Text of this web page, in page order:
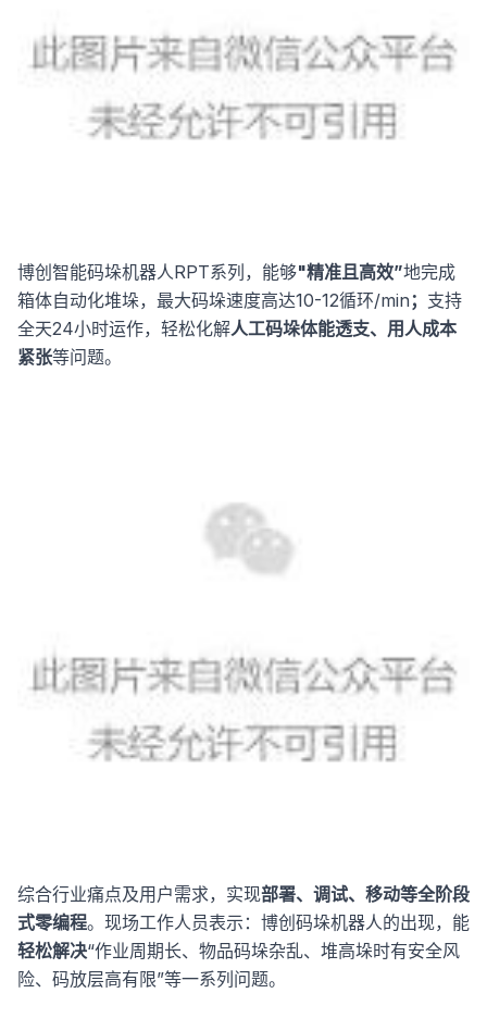
博创智能码垛机器人RPT系列，能够"精准且高效”地完成
箱体自动化堆垛，最大码垛速度高达10-12循环/min ； 支持
全天24小时运作，轻松化解人工码垛体能透支、用人成本
紧张等问题。
综合行业痛点及用户需求，实现部署、调试、移动等全阶段
式零编程。现场工作人员表示：博创码垛机器人的出现，能
轻松解决“作业周期长、物品码垛杂乱、堆高垛时有安全风
险、码放层高有限”等一系列问题。